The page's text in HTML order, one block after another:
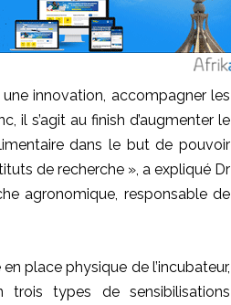
innovation, accompagner les
il s’agit au finish d’augmenter le
dans le but de pouvoir
de recherche », a expliqué Dr
agronomique, responsable de
place physique de l’incubateur,
types de sensibilisations